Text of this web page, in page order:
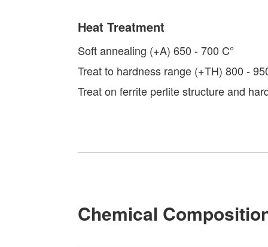
Heat Treatment
Soft annealing (+A) 650 - 700 C°
Treat to hardness range (+TH) 800 -
Treat on ferrite perlite structure and
Chemical